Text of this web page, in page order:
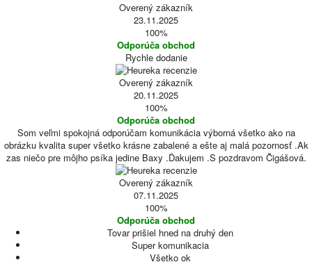
Overený zákazník
23.11.2025
100%
Odporúča obchod
Rychle dodanie
Overený zákazník
20.11.2025
100%
Odporúča obchod
Som veľmi spokojná odporúčam komunikácia výborná všetko ako na
obrázku kvalita super všetko krásne zabalené a ešte aj malá pozornosť .Ak
zas niečo pre môjho psíka jedine Baxy .Ďakujem .S pozdravom Čigášová.
Overený zákazník
07.11.2025
100%
Odporúča obchod
Tovar prišiel hned na druhý den
Super komunikacia
Všetko ok